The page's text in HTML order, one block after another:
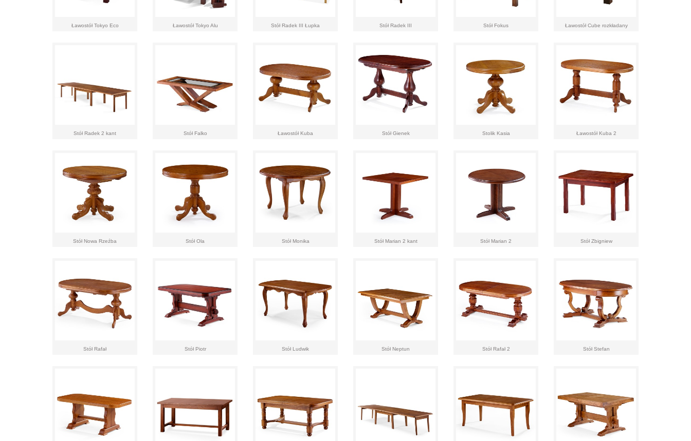
Ławostół Tokyo Eco Ławostół Tokyo Alu Stół Radek III Łupka Stół Radek III Stół Fokus Ławostół Cube rozkładany
Stół Radek 2 kant Stół Falko Ławostół Kuba Stół Gienek Stolik Kasia Ławostół Kuba 2
Stół Nowa Rzeźba Stół Ola Stół Monika Stół Marian 2 kant Stół Marian 2 Stół Zbigniew
Stół Rafał Stół Piotr Stół Ludwik Stół Neptun Stół Rafał 2 Stół Stefan